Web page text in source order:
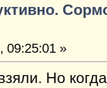
09:25:01 »
Но